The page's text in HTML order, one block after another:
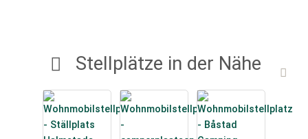
Stellplätze in der Nähe